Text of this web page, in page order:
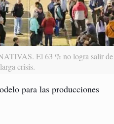
El 63 % no logra salir de
crisis.
para las producciones